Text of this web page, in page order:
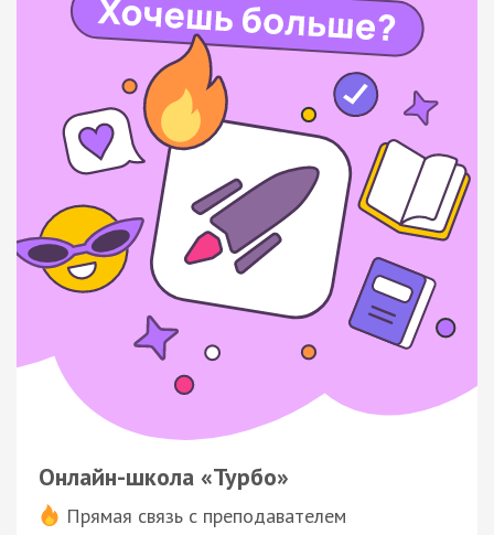
Онлайн-школа «Турбо»
Прямая связь с преподавателем